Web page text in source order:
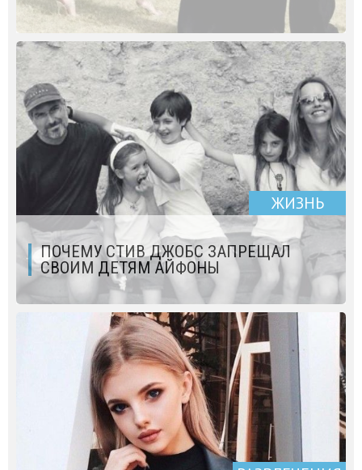
ЖИЗНЬ
ПОЧЕМУ СТИВ ДЖОБС ЗАПРЕЩАЛ
СВОИМ ДЕТЯМ АЙФОНЫ